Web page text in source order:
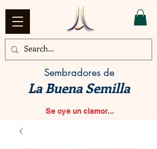
Sembradores de
La Buena Semilla
Se oye un clamor...